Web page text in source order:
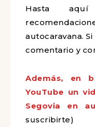
Hasta
autocaravana.
comentario y
Además, en
YouTube un
Segovia en
suscribirte)